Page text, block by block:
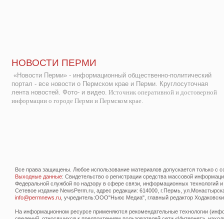
НОВОСТИ ПЕРМИ
«Новости Перми» - информационный общественно-политический
портал - все новости о Пермском крае и Перми. Круглосуточная
лента новостей. Фото- и видео. Источник оперативной и достоверной
информации о городе Перми и Пермском крае.
Все права защищены. Любое использование материалов допускается только с
Выходные данные: Свидетельство о регистрации средства массовой
Федеральной службой по надзору в сфере связи, информационных технологий
Сетевое издание NewsPerm.ru, адрес редакции: 614000, г.Пермь,
info@permnews.ru , учредитель:ООО"Ньюс Медиа", главный редактор
На информационном ресурсе применяются рекомендательные технологии